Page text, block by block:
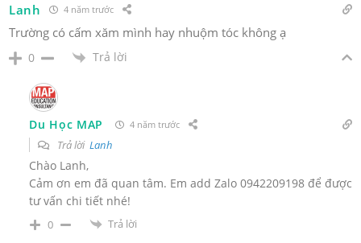
Lanh 4 năm trước
Trường có cấm xăm mình hay nhuộm tóc không ạ
0 Trả lời
Du Học MAP 4 năm trước
Trả lời Lanh
Chào Lanh,
Cảm ơn em đã quan tâm. Em add Zalo 0942209198 để được
tư vấn chi tiết nhé!
0 Trả lời